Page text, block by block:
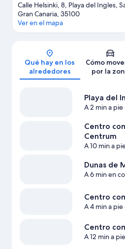
Calle Helsinki, 8, Playa del Ingles,
Gran Canaria, 35100
Ver en el mapa
Qué hay en los
alrededores
Cómo
por la
Playa del
A 2 min a pie
Centro
Centrum
A 10 min a
Dunas de
A 6 min en
Centro
A 4 min a pie
Centro
A 12 min a pie